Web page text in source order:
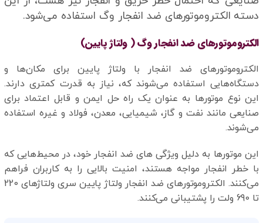
دسته الکتروموتورهای ضد انفجار وگ استفاده می‌شود.
الکتروموتورهای ضد انفجار وگ ( ولتاژ پایین)
الکتروموتورهای ضد انفجار با ولتاژ پایین برای مکان‌ها و
دستگاه‌هایی استفاده می‌شوند که، نیاز به قدرت کمتری دارند.
این نوع موتورها به عنوان یک راه حل ایمن و قابل اعتماد برای
صنایعی مانند نفت و گاز، شیمیایی، معدن، فولاد و غیره استفاده
می‌شوند.
این موتورها به دلیل ویژگی های ضد انفجار خود، در محیط‌هایی که
با خطر انفجار مواجه هستند، امنیت بالایی را به کاربران فراهم
می‌کنند. الکتروموتورهای ضد انفجار ولتاژ پایین سری ولتاژهای 220
تا 690 ولت را پشتیبانی می‌کنند.